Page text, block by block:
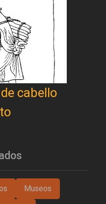
cabello
Museos